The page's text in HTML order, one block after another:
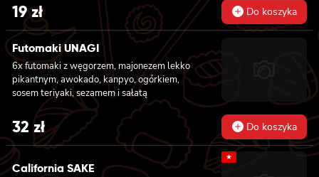
19zł Do koszyka
Futomaki UNAGI
6x futomaki z węgorzem, majonezem lekko
pikantnym, awokado, kanpyo, ogórkiem,
sosem teriyaki, sezamem i sałatą
32zł Do koszyka
California SAKE
★